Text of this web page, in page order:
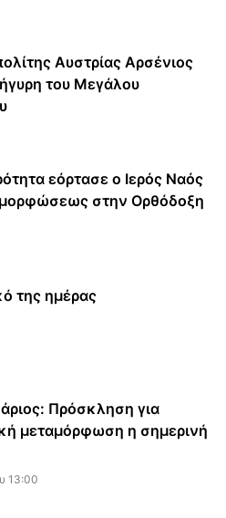
Αυστρίας Αρσένιος
του Μεγάλου
εόρτασε ο Ιερός Ναός
στην Ορθόδοξη
της ημέρας
Πρόσκληση για
μεταμόρφωση η σημερινή
13:00